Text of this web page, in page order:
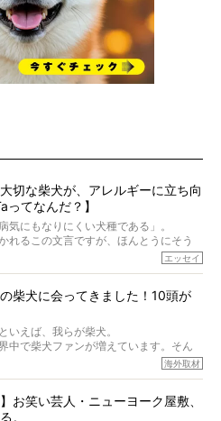
切な柴犬が、アレルギーに立ち向
てなんだ？】
気にもなりにくい犬種である」。
れるこの文言ですが、ほんとうにそう
の個体を見ていくと、丈夫で病気にも
えないような気もするのです。
ない」などということはないし、飼い
べきことがある。
る方たちすべてに読んで欲しい、ある
エッセイ
の柴犬に会ってきました！10頭が
いえば、我らが柴犬。
中で柴犬ファンが増えています。そん
が目をつけたのは、南の楽園ハワイ。
、今回はハワイの柴犬たちを取材して
海外取材
お笑い芸人・ニューヨーク屋敷、
。